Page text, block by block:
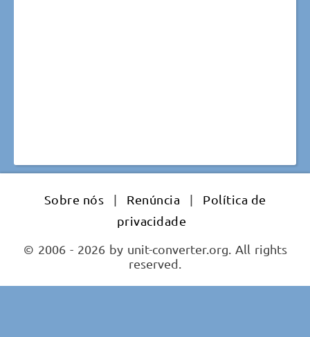
Sobre nós | Renúncia |
Política de
privacidade
© 2006 - 2026 by unit-converter.org. All rights
reserved.